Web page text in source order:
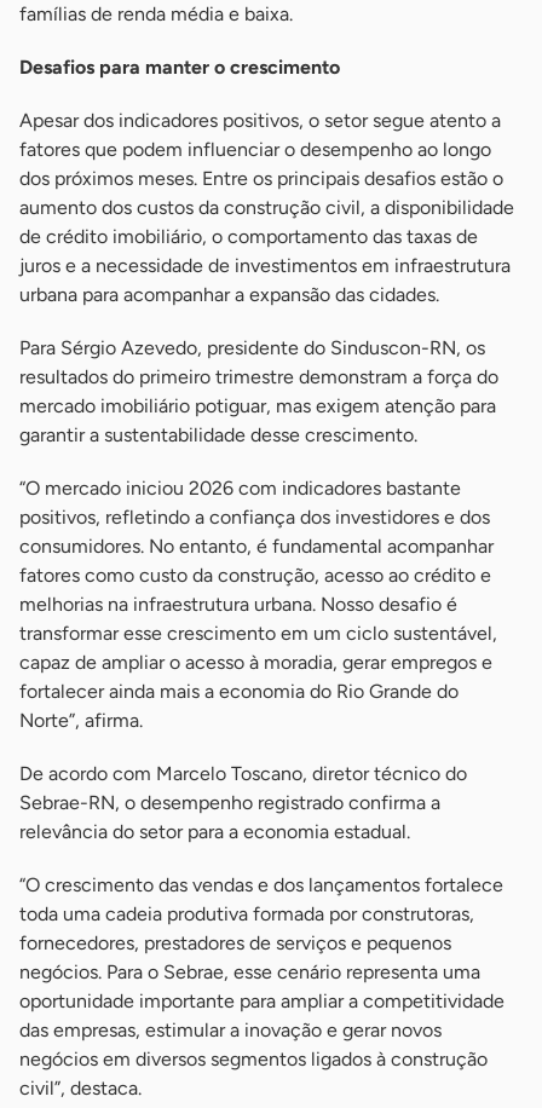
famílias de renda média e baixa.
Desafios para manter o crescimento
Apesar dos indicadores positivos, o setor segue atento a
fatores que podem influenciar o desempenho ao longo
dos próximos meses. Entre os principais desafios estão o
aumento dos custos da construção civil, a disponibilidade
de crédito imobiliário, o comportamento das taxas de
juros e a necessidade de investimentos em infraestrutura
urbana para acompanhar a expansão das cidades.
Para Sérgio Azevedo, presidente do Sinduscon-RN, os
resultados do primeiro trimestre demonstram a força do
mercado imobiliário potiguar, mas exigem atenção para
garantir a sustentabilidade desse crescimento.
“O mercado iniciou 2026 com indicadores bastante
positivos, refletindo a confiança dos investidores e dos
consumidores. No entanto, é fundamental acompanhar
fatores como custo da construção, acesso ao crédito e
melhorias na infraestrutura urbana. Nosso desafio é
transformar esse crescimento em um ciclo sustentável,
capaz de ampliar o acesso à moradia, gerar empregos e
fortalecer ainda mais a economia do Rio Grande do
Norte”, afirma.
De acordo com Marcelo Toscano, diretor técnico do
Sebrae-RN, o desempenho registrado confirma a
relevância do setor para a economia estadual.
“O crescimento das vendas e dos lançamentos fortalece
toda uma cadeia produtiva formada por construtoras,
fornecedores, prestadores de serviços e pequenos
negócios. Para o Sebrae, esse cenário representa uma
oportunidade importante para ampliar a competitividade
das empresas, estimular a inovação e gerar novos
negócios em diversos segmentos ligados à construção
civil”, destaca.